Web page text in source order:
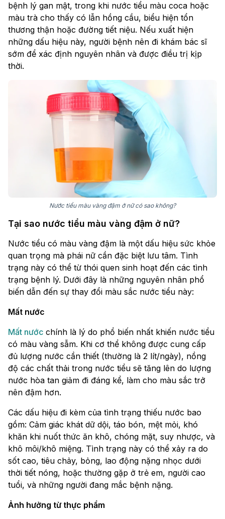
bệnh lý gan mật, trong khi nước tiểu màu coca hoặc
màu trà cho thấy có lẫn hồng cầu, biểu hiện tổn
thương thận hoặc đường tiết niệu. Nếu xuất hiện
những dấu hiệu này, người bệnh nên đi khám bác sĩ
sớm để xác định nguyên nhân và được điều trị kịp
thời.
Nước tiểu màu vàng đậm ở nữ có sao không?
Tại sao nước tiểu màu vàng đậm ở nữ?
Nước tiểu có màu vàng đậm là một dấu hiệu sức khỏe
quan trọng mà phái nữ cần đặc biệt lưu tâm. Tình
trạng này có thể từ thói quen sinh hoạt đến các tình
trạng bệnh lý. Dưới đây là những nguyên nhân phổ
biến dẫn đến sự thay đổi màu sắc nước tiểu này:
Mất nước
Mất nước chính là lý do phổ biến nhất khiến nước tiểu
có màu vàng sẫm. Khi cơ thể không được cung cấp
đủ lượng nước cần thiết (thường là 2 lít/ngày), nồng
độ các chất thải trong nước tiểu sẽ tăng lên do lượng
nước hòa tan giảm đi đáng kể, làm cho màu sắc trở
nên đậm hơn.
Các dấu hiệu đi kèm của tình trạng thiếu nước bao
gồm: Cảm giác khát dữ dội, táo bón, mệt mỏi, khó
khăn khi nuốt thức ăn khô, chóng mặt, suy nhược, và
khô môi/khô miệng. Tình trạng này có thể xảy ra do
sốt cao, tiêu chảy, bỏng, lao động nặng nhọc dưới
thời tiết nóng, hoặc thường gặp ở trẻ em, người cao
tuổi, và những người đang mắc bệnh nặng.
Ảnh hưởng từ thực phẩm